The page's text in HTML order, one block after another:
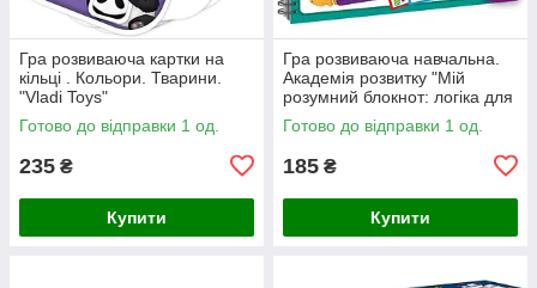
Гра розвиваюча картки на
кільці . Кольори. Тварини.
"Vladi Toys"
Готово до відправки 1 од.
235 ₴
Купити
Гра розвиваюча навчальна.
Академія розвитку "Мій
розумний блокнот: логіка для
малят"
Готово до відправки 1 од.
185 ₴
Купити